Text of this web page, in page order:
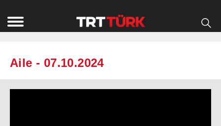
Aile - 07.10.2024